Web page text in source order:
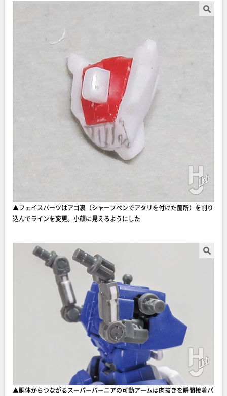
▲フェイスパーツはアゴ裏（シャープペンでアタリを付けた箇所）を削り
込んでラインを変更。小顔に見えるようにした
▲胴体からつながるスーパーバーニアの可動アームは肉抜きを瞬間接着パ